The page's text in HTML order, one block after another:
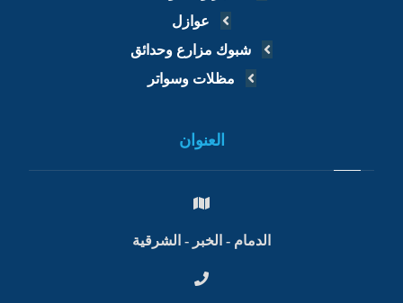
عوازل
شبوك مزارع وحدائق
مظلات وسواتر
العنوان
الدمام - الخبر - الشرقية